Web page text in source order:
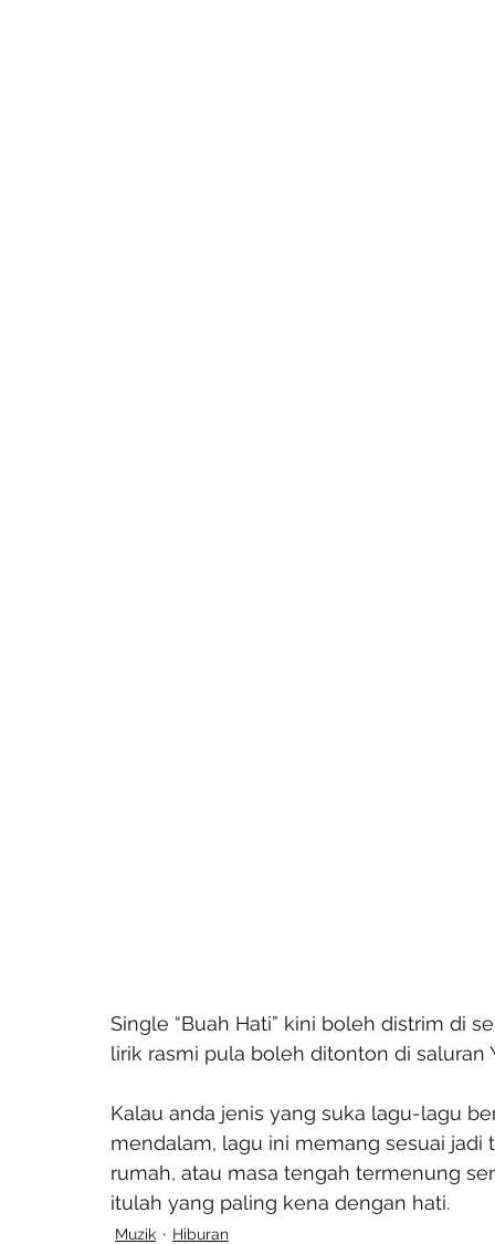
Single “Buah Hati” kini boleh distrim di
lirik rasmi pula boleh ditonton di saluran
Kalau anda jenis yang suka lagu-lagu
mendalam, lagu ini memang sesuai
rumah, atau masa tengah termenung
itulah yang paling kena dengan hati.
Muzik Hiburan